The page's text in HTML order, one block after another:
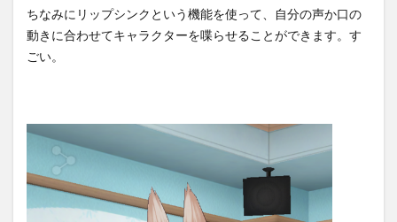
ちなみにリップシンクという機能を使って、自分の声か口の
動きに合わせてキャラクターを喋らせることができます。す
ごい。